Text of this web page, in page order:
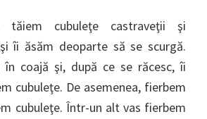
tăiem cubuleţe castraveţii şi
îi ăsăm deoparte să se scurgă.
în coajă şi, după ce se răcesc, îi
cubuleţe. De asemenea, fierbem
cubuleţe. Într-un alt vas fierbem